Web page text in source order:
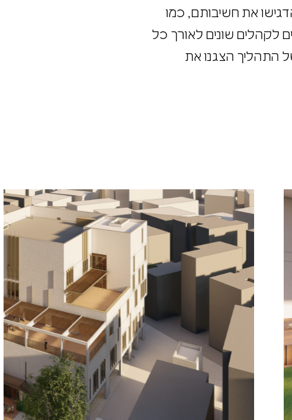
את חשיבותם, כמו
לקהלים שונים לאורך כל
התהליך הצגנו את